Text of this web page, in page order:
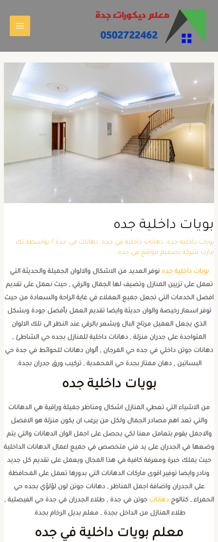
بويات داخلية جده
بويات داخلية جده, دهانات داخلية في جده, دهانات في جدة / بواسطة تك
مارت شركة تصميم مواقع في جده
بويات داخلية جده نوفر العديد من الاشكال والالوان الجميلة والحديثة التي
تعمل على تزيين المنازل وتضيف لها الجمال والرقي , حيث نعمل على تقديم
افضل الخدمات التي تجعل جميع العملاء في غاية الراحة والسعادة من حيث
توفر اسعار رخيصة والوان حديثة وايضا تقديم العمل بأفضل جودة وبشكل
الذي يجعل العميل مرتاح البال ويشعر بالرقي عند النظر الى تلك الالوان
المتواجدة على جدران منزلة , دهانات داخلية للمنازل بجده حي الشاطئ ,
دهانات جوتن داخلي في جده حي المرجان , ألوان دهانات للحوائط في جدة حي
البساتين , دهان ممتاز بجدة حي المحمدية , تركيب ورق جدران بجدة.
بويات داخلية جده
من الاشياء التي تعطي المنازل اشكال ومناظر جميلة وراقية هي الدهانات
والتي تعد اهم مصادر الجمال ولكل من يرغب ان يكون منزلة هو الافضل
والاجمل يقوم بتعامل معنا لكي يحصل على اجمل الوان الدهانات والتي يتم
وضعها في الجدران على يد فني متخصص في جميع اعمال الدهانات الداخلية
حيث يملك خبرة ومعرفة كافية في هذا المجال ويعمل على تقديم كل جديد
ونادر وايضا توفير اقوى ماركات الدهانات التي بدورها تعمل على المحافظة
على الجدران واضافة اجمل المناظر , دهانات جوتن لون لؤلؤي بجده حي
الحمراء , كتالوجدهاناتجوتن في جدة , طلاء الجدران في جدة حي الفيصلية ,
طلاء المنازل من الداخل بجدة , معلم بديل الرخام بجدة.
معلم بويات داخلية في جده